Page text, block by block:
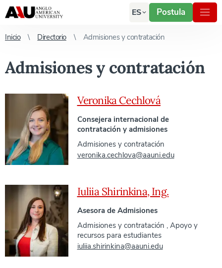
ES Postula
Inicio Directorio Admisiones y contratación
Admisiones y contratación
Veronika Cechlová
Consejera internacional de
contratación y admisiones
Admisiones y contratación
veronika.cechlova@aauni.edu
Iuliia Shirinkina, Ing.
Asesora de Admisiones
Admisiones y contratación , Apoyo y
recursos para estudiantes
iuliia.shirinkina@aauni.edu